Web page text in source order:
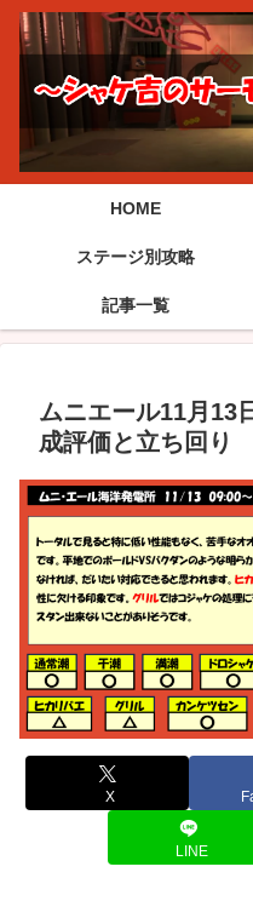
HOME
ステージ別攻略
記事一覧
ムニエール11月13
成評価と立ち回り
X
LINE